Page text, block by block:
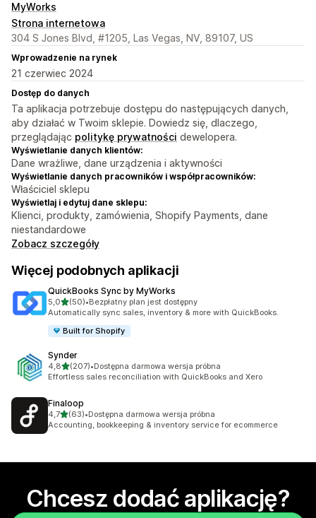
MyWorks
Strona internetowa
304 S Jones Blvd, #1205, Las Vegas, NV, 89107, US
Wprowadzenie na rynek
21 czerwiec 2024
Dostęp do danych
Ta aplikacja potrzebuje dostępu do następujących danych,
aby działać w Twoim sklepie. Dowiedz się, dlaczego,
przeglądając politykę prywatności dewelopera.
Wyświetlanie danych klientów:
Dane wrażliwe, dane urządzenia i aktywności
Wyświetlanie danych pracowników i współpracowników:
Właściciel sklepu
Wyświetlaj i edytuj dane sklepu:
Klienci, produkty, zamówienia, Shopify Payments, dane
niestandardowe
Zobacz szczegóły
Więcej podobnych aplikacji
QuickBooks Sync by MyWorks
5,0na 5 gwiazdek
(50)
Łączna liczba recenzji: 50
•Bezpłatny plan jest dostępny
Automatically sync sales, inventory & more with QuickBooks.
Built for Shopify
Synder
4,8na 5 gwiazdek
(207)
Łączna liczba recenzji: 207
•Dostępna darmowa wersja próbna
Effortless sales reconciliation with QuickBooks and Xero
Finaloop
4,7na 5 gwiazdek
(63)
Łączna liczba recenzji: 63
•Dostępna darmowa wersja próbna
Accounting, bookkeeping & inventory service for ecommerce
Chcesz dodać aplikację?